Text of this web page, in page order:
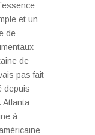
et un
de
de
pas fait
depuis
Atlanta
à